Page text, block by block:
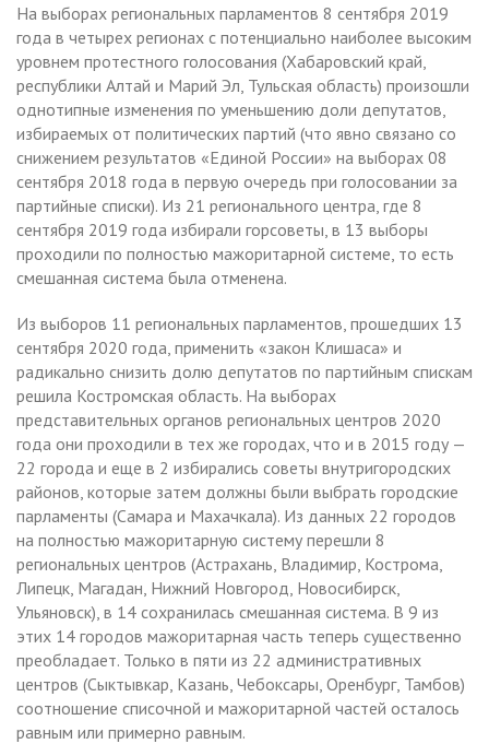
На выборах региональных парламентов 8 сентября 2019
года в четырех регионах с потенциально наиболее высоким
уровнем протестного голосования (Хабаровский край,
республики Алтай и Марий Эл, Тульская область) произошли
однотипные изменения по уменьшению доли депутатов,
избираемых от политических партий (что явно связано со
снижением результатов «Единой России» на выборах 08
сентября 2018 года в первую очередь при голосовании за
партийные списки). Из 21 регионального центра, где 8
сентября 2019 года избирали горсоветы, в 13 выборы
проходили по полностью мажоритарной системе, то есть
смешанная система была отменена.
Из выборов 11 региональных парламентов, прошедших 13
сентября 2020 года, применить «закон Клишаса» и
радикально снизить долю депутатов по партийным спискам
решила Костромская область. На выборах
представительных органов региональных центров 2020
года они проходили в тех же городах, что и в 2015 году —
22 города и еще в 2 избирались советы внутригородских
районов, которые затем должны были выбрать городские
парламенты (Самара и Махачкала). Из данных 22 городов
на полностью мажоритарную систему перешли 8
региональных центров (Астрахань, Владимир, Кострома,
Липецк, Магадан, Нижний Новгород, Новосибирск,
Ульяновск), в 14 сохранилась смешанная система. В 9 из
этих 14 городов мажоритарная часть теперь существенно
преобладает. Только в пяти из 22 административных
центров (Сыктывкар, Казань, Чебоксары, Оренбург, Тамбов)
соотношение списочной и мажоритарной частей осталось
равным или примерно равным.